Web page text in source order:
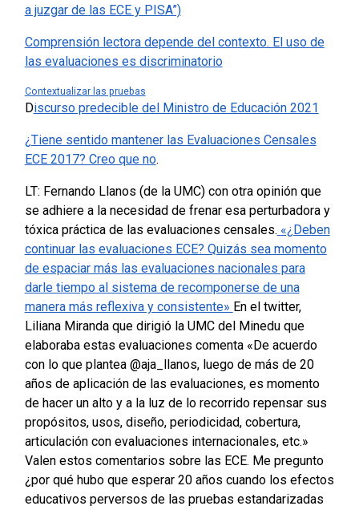
a juzgar de las ECE y PISA”)
Comprensión lectora depende del contexto. El uso de
las evaluaciones es discriminatorio
Contextualizar las pruebas
Discurso predecible del Ministro de Educación 2021
¿Tiene sentido mantener las Evaluaciones Censales
ECE 2017? Creo que no.
LT: Fernando Llanos (de la UMC) con otra opinión que
se adhiere a la necesidad de frenar esa perturbadora y
tóxica práctica de las evaluaciones censales. «¿Deben
continuar las evaluaciones ECE? Quizás sea momento
de espaciar más las evaluaciones nacionales para
darle tiempo al sistema de recomponerse de una
manera más reflexiva y consistente» En el twitter,
Liliana Miranda que dirigió la UMC del Minedu que
elaboraba estas evaluaciones comenta «De acuerdo
con lo que plantea @aja_llanos, luego de más de 20
años de aplicación de las evaluaciones, es momento
de hacer un alto y a la luz de lo recorrido repensar sus
propósitos, usos, diseño, periodicidad, cobertura,
articulación con evaluaciones internacionales, etc.»
Valen estos comentarios sobre las ECE. Me pregunto
¿por qué hubo que esperar 20 años cuando los efectos
educativos perversos de las pruebas estandarizadas